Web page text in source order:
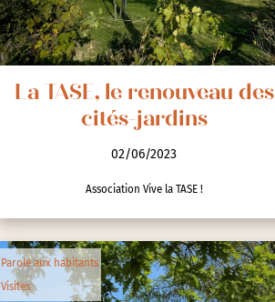
La TASE, le renouveau des
cités-jardins
02/06/2023
Association Vive la TASE !
Parole aux habitants
Visites